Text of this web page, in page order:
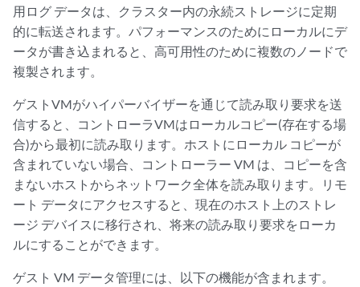
用ログ データは、クラスター内の永続ストレージに定期
的に転送されます。パフォーマンスのためにローカルにデ
ータが書き込まれると、高可用性のために複数のノードで
複製されます。
ゲストVMがハイパーバイザーを通じて読み取り要求を送
信すると、コントローラVMはローカルコピー(存在する場
合)から最初に読み取ります。ホストにローカル コピーが
含まれていない場合、コントローラー VM は、コピーを含
まないホストからネットワーク全体を読み取ります。リモ
ート データにアクセスすると、現在のホスト上のストレ
ージ デバイスに移行され、将来の読み取り要求をローカ
ルにすることができます。
ゲスト VM データ管理には、以下の機能が含まれます。